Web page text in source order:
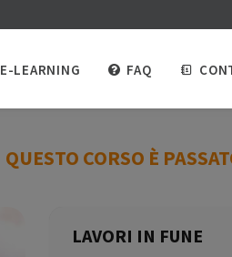
E-LEARNING FAQ
QUESTO CORSO È
LAVORI IN FUNE